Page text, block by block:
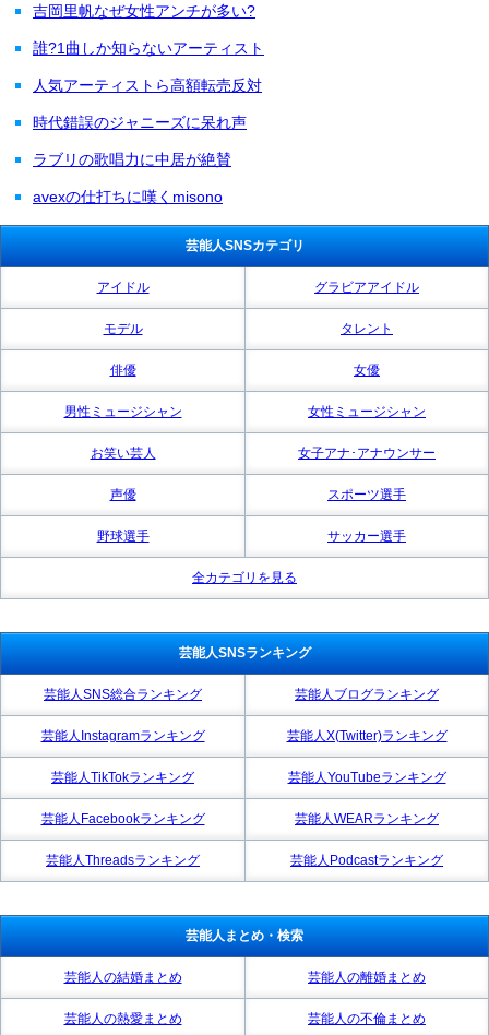
吉岡里帆なぜ女性アンチが多い?
誰?1曲しか知らないアーティスト
人気アーティストら高額転売反対
時代錯誤のジャニーズに呆れ声
ラブリの歌唱力に中居が絶賛
avexの仕打ちに嘆くmisono
芸能人SNSカテゴリ
アイドル グラビアアイドル
モデル タレント
俳優 女優
男性ミュージシャン 女性ミュージシャン
お笑い芸人 女子アナ･アナウンサー
声優 スポーツ選手
野球選手 サッカー選手
全カテゴリを見る
芸能人SNSランキング
芸能人SNS総合ランキング 芸能人ブログランキング
芸能人Instagramランキング 芸能人X(Twitter)ランキング
芸能人TikTokランキング 芸能人YouTubeランキング
芸能人Facebookランキング 芸能人WEARランキング
芸能人Threadsランキング 芸能人Podcastランキング
芸能人まとめ・検索
芸能人の結婚まとめ 芸能人の離婚まとめ
芸能人の熱愛まとめ 芸能人の不倫まとめ